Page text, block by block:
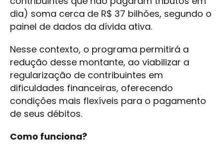
dia) soma cerca de R$ 37 bilhões, segundo o
painel de dados da dívida ativa.
Nesse contexto, o programa permitirá a
redução desse montante, ao viabilizar a
regularização de contribuintes em
dificuldades financeiras, oferecendo
condições mais flexíveis para o pagamento
de seus débitos.
Como funciona?